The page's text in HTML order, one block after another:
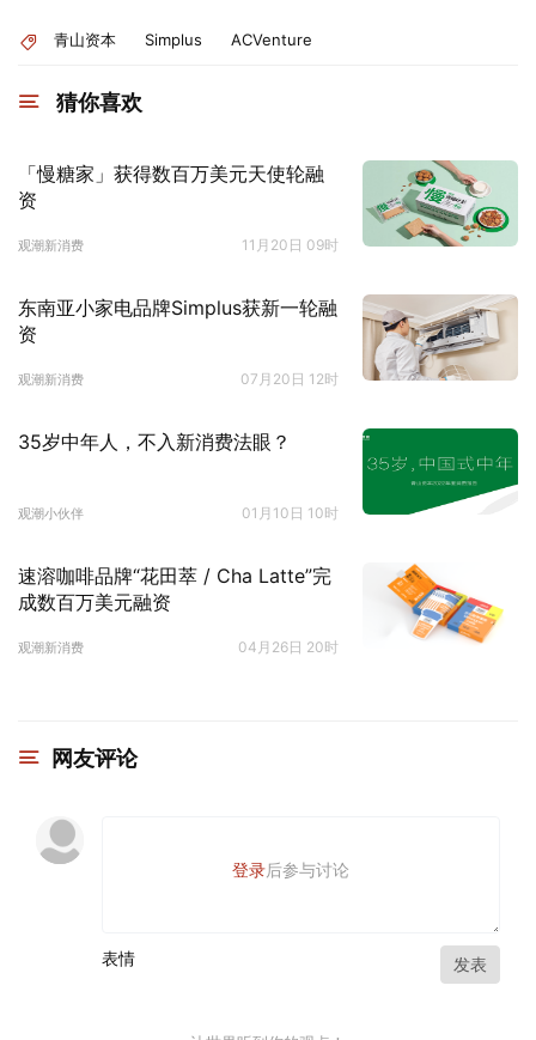
青山资本 Simplus ACVenture
猜你喜欢
「慢糖家」获得数百万美元天使轮融
资
观潮新消费 11月20日 09时
东南亚小家电品牌Simplus获新一轮融
资
观潮新消费 07月20日 12时
35岁中年人，不入新消费法眼？
观潮小伙伴 01月10日 10时
速溶咖啡品牌“花田萃 / Cha Latte”完
成数百万美元融资
观潮新消费 04月26日 20时
网友评论
登录后参与讨论
表情 发表